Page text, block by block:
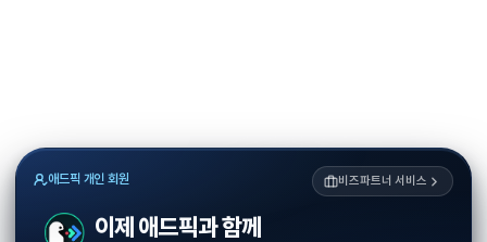
애드픽 개인 회원 비즈파트너 서비스
이제 애드픽과 함께